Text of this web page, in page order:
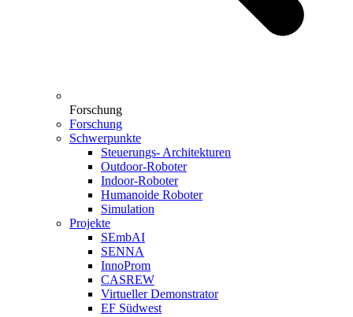
Forschung
Forschung
Schwerpunkte
Steuerungs- Architekturen
Outdoor-Roboter
Indoor-Roboter
Humanoide Roboter
Simulation
Projekte
SEmbAI
SENNA
InnoProm
CASREW
Virtueller Demonstrator
EF Südwest